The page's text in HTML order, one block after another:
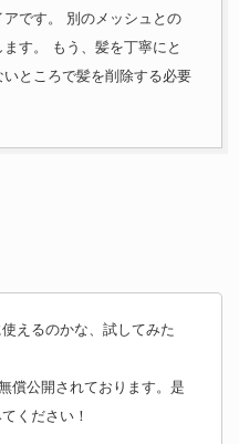
です。 別のメッシュとの
す。 もう、髪を丁寧にと
ところで髪を削除する必要
えるのかな、試してみた
償公開されております。是
ください！